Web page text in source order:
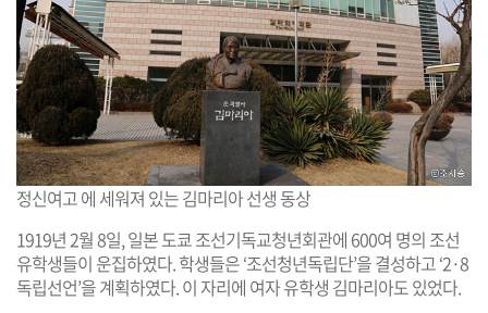
정신여고 에 세워져 있는 김마리아 선생 동상
1919년 2월 8일, 일본 도쿄 조선기독교청년회관에 600여 명의 조선
유학생들이 운집하였다. 학생들은 ‘조선청년독립단’을 결성하고 ‘2·8
독립선언’을 계획하였다. 이 자리에 여자 유학생 김마리아도 있었다.